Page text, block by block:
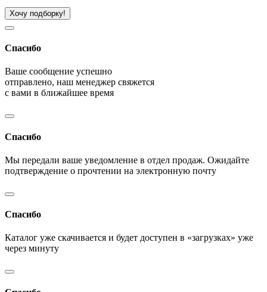
Хочу подборку!
Спасибо
Ваше сообщение успешно
отправлено, наш менеджер свяжется
с вами в ближайшее время
Спасибо
Мы передали ваше уведомление в отдел продаж. Ожидайте
подтверждение о прочтении на электронную почту
Спасибо
Каталог уже скачивается и будет доступен в «загрузках» уже
через минуту